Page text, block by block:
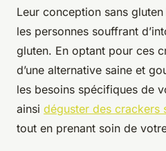
Leur conception sans
les personnes souffrant
gluten. En optant pour ces
d’une alternative saine et
les besoins spécifiques de
ainsi déguster des crackers
tout en prenant soin de